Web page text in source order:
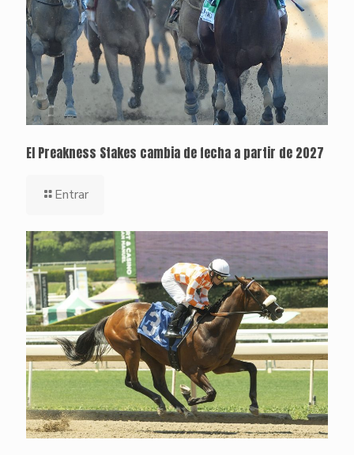
El Preakness Stakes cambia de fecha a partir de 2027
Entrar